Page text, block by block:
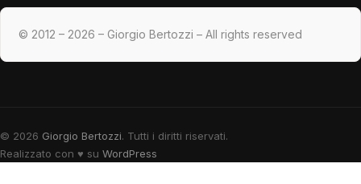
© 2012 – 2026 – Giorgio Bertozzi – All rights reserved
© 2026 Giorgio Bertozzi. Tutti i diritti riservati.
Realizzato con ♥ su WordPress